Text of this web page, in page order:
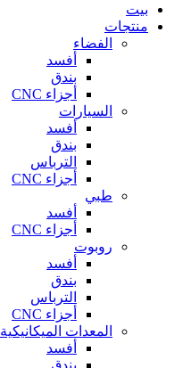
بيت
منتجات
الفضاء
أفسد
بندق
أجزاء CNC
السيارات
أفسد
بندق
الترباس
أجزاء CNC
طبي
أفسد
أجزاء CNC
روبوت
أفسد
بندق
الترباس
أجزاء CNC
المعدات الميكانيكية
أفسد
بندق